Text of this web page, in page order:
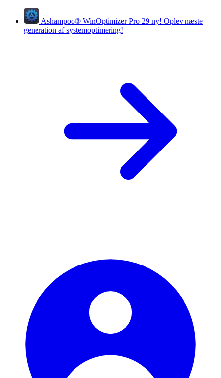
Ashampoo® WinOptimizer Pro 29 ny! Oplev næste
generation af systemoptimering!